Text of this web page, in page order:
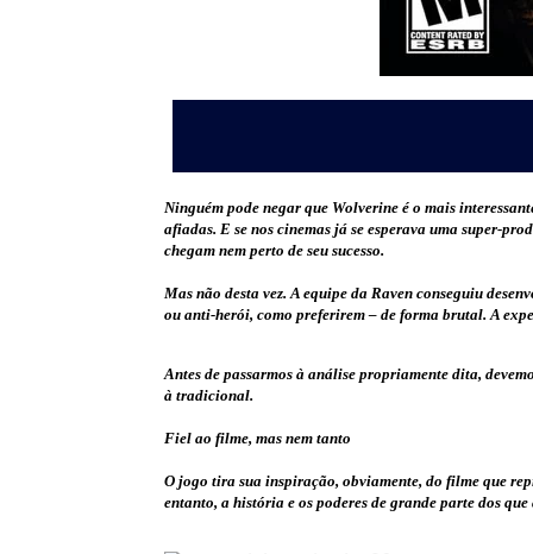
Ninguém pode negar que Wolverine é o mais
afiadas. E se nos cinemas já se esperava uma super-
chegam nem perto de seu sucesso.
Mas não desta vez. A equipe da Raven conseguiu
ou anti-herói, como preferirem – de forma brutal. A
Antes de passarmos à análise propriamente dita,
à tradicional.
Fiel ao filme, mas nem tanto
O jogo tira sua inspiração, obviamente, do filme que
entanto, a história e os poderes de grande parte dos